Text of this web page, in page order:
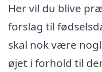
Her vil du blive
forslag til
skal nok være
øjet i forhold til